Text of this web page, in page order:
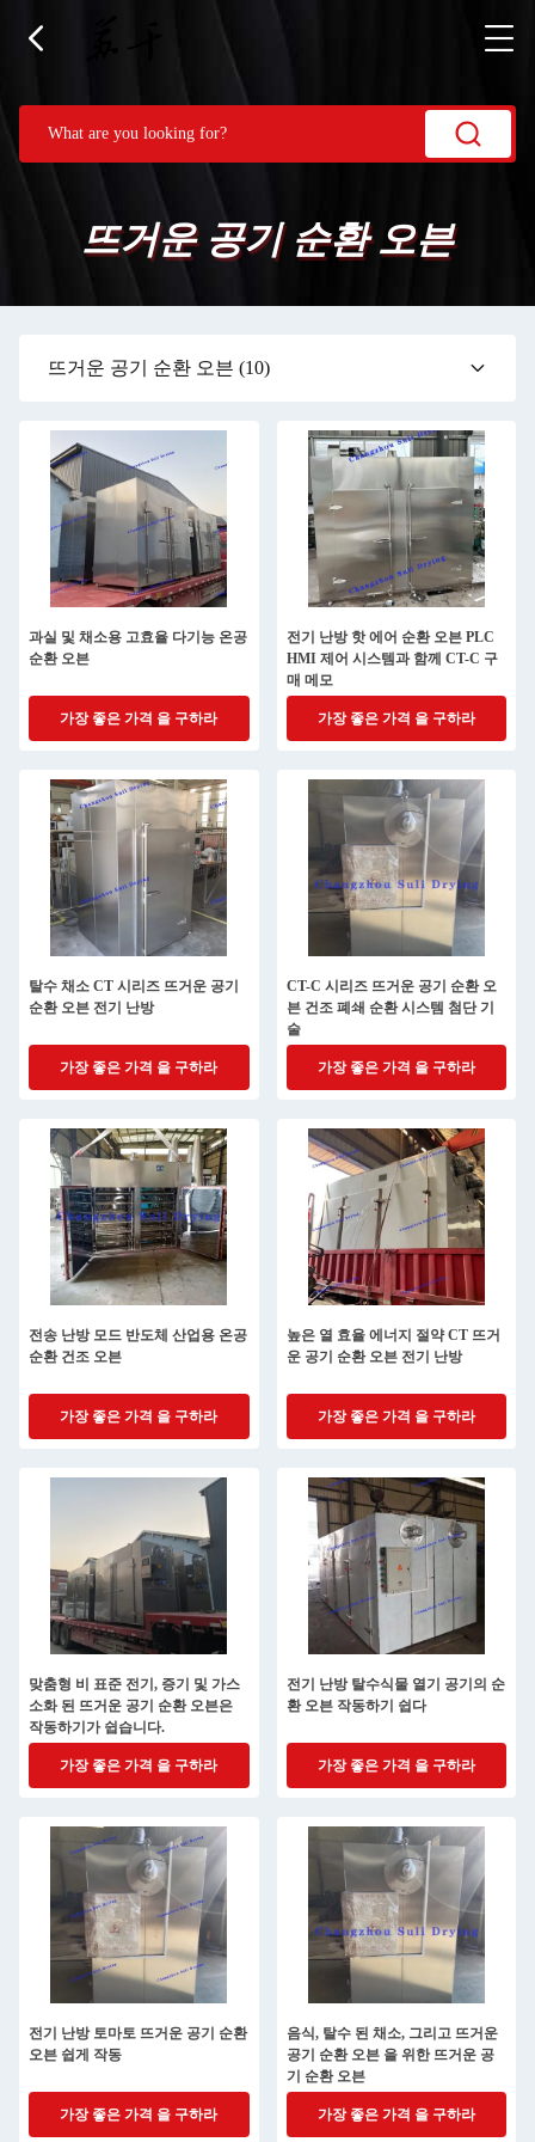
뜨거운 공기 순환 오븐
뜨거운 공기 순환 오븐 (10)
과실 및 채소용 고효율 다기능 온공
순환 오븐
가장 좋은 가격 을 구하라
전기 난방 핫 에어 순환 오븐 PLC
HMI 제어 시스템과 함께 CT-C 구
매 메모
가장 좋은 가격 을 구하라
탈수 채소 CT 시리즈 뜨거운 공기
순환 오븐 전기 난방
가장 좋은 가격 을 구하라
CT-C 시리즈 뜨거운 공기 순환 오
븐 건조 폐쇄 순환 시스템 첨단 기
술
가장 좋은 가격 을 구하라
전송 난방 모드 반도체 산업용 온공
순환 건조 오븐
가장 좋은 가격 을 구하라
높은 열 효율 에너지 절약 CT 뜨거
운 공기 순환 오븐 전기 난방
가장 좋은 가격 을 구하라
맞춤형 비 표준 전기, 증기 및 가스
소화 된 뜨거운 공기 순환 오븐은
작동하기가 쉽습니다.
가장 좋은 가격 을 구하라
전기 난방 탈수식물 열기 공기의 순
환 오븐 작동하기 쉽다
가장 좋은 가격 을 구하라
전기 난방 토마토 뜨거운 공기 순환
오븐 쉽게 작동
가장 좋은 가격 을 구하라
음식, 탈수 된 채소, 그리고 뜨거운
공기 순환 오븐 을 위한 뜨거운 공
기 순환 오븐
가장 좋은 가격 을 구하라